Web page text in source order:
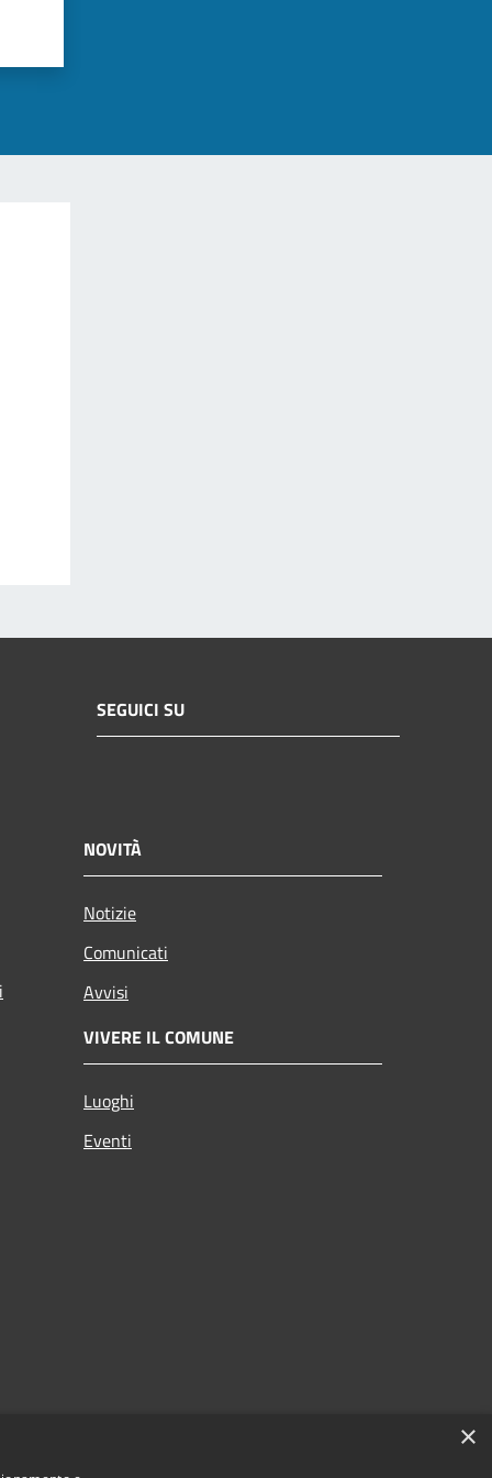
SEGUICI SU
NOVITÀ
Notizie
Comunicati
Avvisi
VIVERE IL COMUNE
Luoghi
Eventi
×